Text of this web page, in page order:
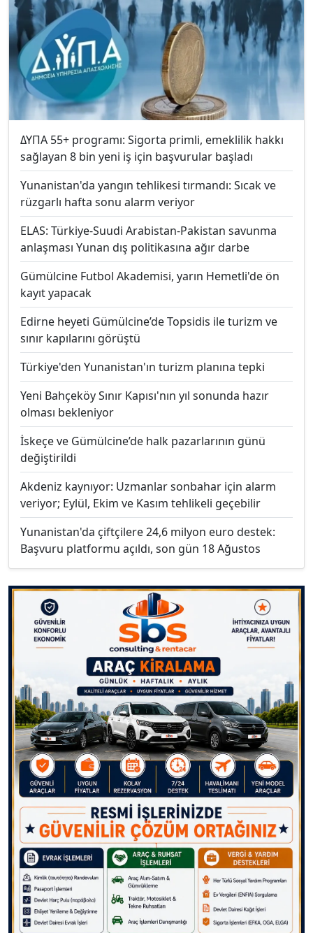
ΔΥΠΑ 55+ programı: Sigorta primli, emeklilik hakkı
sağlayan 8 bin yeni iş için başvurular başladı
Yunanistan'da yangın tehlikesi tırmandı: Sıcak ve
rüzgarlı hafta sonu alarm veriyor
ELAS: Türkiye-Suudi Arabistan-Pakistan savunma
anlaşması Yunan dış politikasına ağır darbe
Gümülcine Futbol Akademisi, yarın Hemetli'de ön
kayıt yapacak
Edirne heyeti Gümülcine’de Topsidis ile turizm ve
sınır kapılarını görüştü
Türkiye'den Yunanistan'ın turizm planına tepki
Yeni Bahçeköy Sınır Kapısı'nın yıl sonunda hazır
olması bekleniyor
İskeçe ve Gümülcine’de halk pazarlarının günü
değiştirildi
Akdeniz kaynıyor: Uzmanlar sonbahar için alarm
veriyor; Eylül, Ekim ve Kasım tehlikeli geçebilir
Yunanistan'da çiftçilere 24,6 milyon euro destek:
Başvuru platformu açıldı, son gün 18 Ağustos